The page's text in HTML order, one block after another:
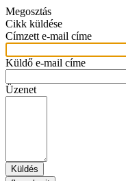
Megosztás
Cikk küldése
Címzett e-mail címe
Küldő e-mail címe
Üzenet